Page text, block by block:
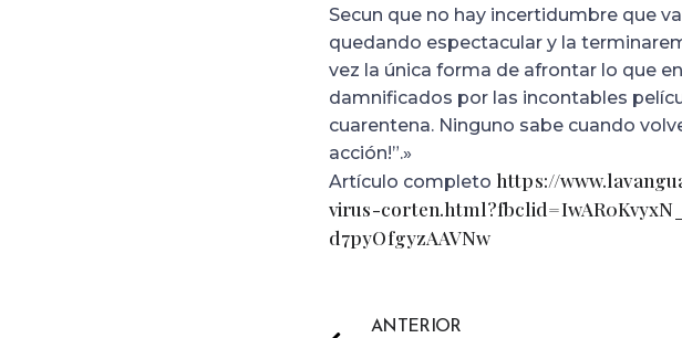
Secun que no hay incertidumbre que
quedando espectacular y la
vez la única forma de afrontar lo que
damnificados por las incontables
cuarentena. Ninguno sabe cuando
acción!”.»
Artículo completo https://
virus-
d7pyOfgyzAAVNw
ANTERIOR